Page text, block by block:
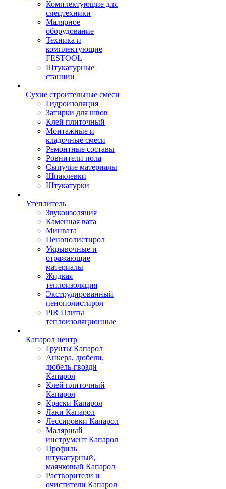
Комплектующие для
спецтехники
Малярное
оборудование
Техника и
комплектующие
FESTOOL
Штукатурные
станции
Сухие строительные смеси
Гидроизоляция
Затирки для швов
Клей плиточный
Монтажные и
кладочные смеси
Ремонтные составы
Ровнители пола
Сыпучие материалы
Шпаклевки
Штукатурки
Утеплитель
Звукоизоляция
Каменная вата
Минвата
Пенополистирол
Укрывочные и
отражающие
материалы
Жидкая
теплоизоляция
Экструдированный
пенополистирол
PIR Плиты
теплоизоляционные
Капарол центр
Грунты Капарол
Анкера, дюбели,
дюбель-гвозди
Капарол
Клей плиточный
Капарол
Краски Капарол
Лаки Капарол
Лессировки Капарол
Малярный
инструмент Капарол
Профиль
штукатурный,
маячковый Капарол
Растворители и
очистители Капарол